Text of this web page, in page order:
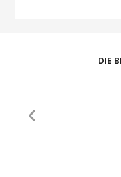
DIE